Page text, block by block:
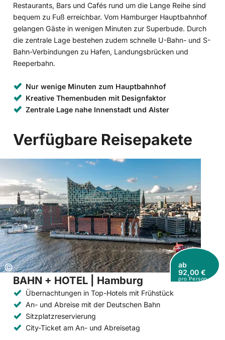
Restaurants, Bars und Cafés rund um die Lange Reihe sind
bequem zu Fuß erreichbar. Vom Hamburger Hauptbahnhof
gelangen Gäste in wenigen Minuten zur Superbude. Durch
die zentrale Lage bestehen zudem schnelle U-Bahn- und S-
Bahn-Verbindungen zu Hafen, Landungsbrücken und
Reeperbahn.
Nur wenige Minuten zum Hauptbahnhof
Kreative Themenbuden mit Designfaktor
Zentrale Lage nahe Innenstadt und Alster
Verfügbare Reisepakete
Copyright:
©
ab
92,00 €
pro Person
BAHN + HOTEL | Hamburg
Übernachtungen in Top-Hotels mit Frühstück
An- und Abreise mit der Deutschen Bahn
Sitzplatzreservierung
City-Ticket am An- und Abreisetag